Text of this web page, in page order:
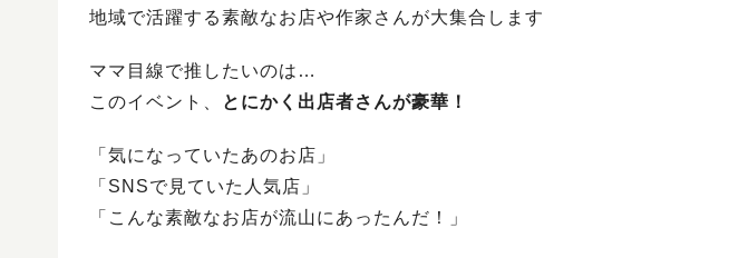
地域で活躍する素敵なお店や作家さんが大集合します
ママ目線で推したいのは…
このイベント、
とにかく出店者さんが豪華！
「気になっていたあのお店」
「SNSで見ていた人気店」
「こんな素敵なお店が流山にあったんだ！」